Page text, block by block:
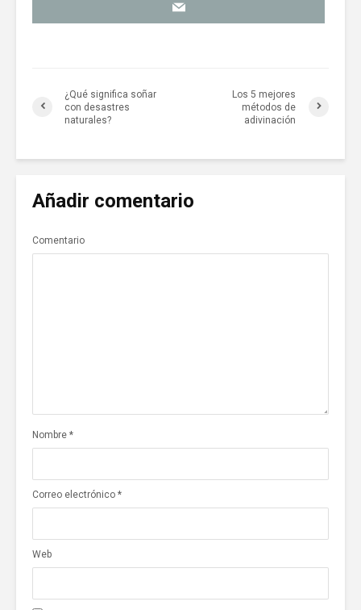
¿Qué significa soñar
con desastres
naturales?
Los 5 mejores
métodos de
adivinación
Añadir comentario
Comentario
Nombre *
Correo electrónico *
Web